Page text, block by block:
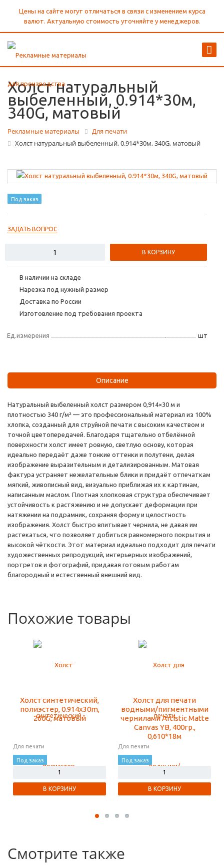
Цены на сайте могут отличаться в связи с изменением курса
валют. Актуальную стоимость уточняйте у менеджеров.
Холст натуральный
выбеленный, 0.914*30м,
340G, матовый
Рекламные материалы
Для печати
Холст натуральный выбеленный, 0.914*30м, 340G, матовый
Под заказ
ЗАДАТЬ ВОПРОС
В КОРЗИНУ
В наличии на складе
Нарезка под нужный размер
Доставка по России
Изготовление под требования проекта
Ед.измерения шт
Описание
Натуральный выбеленный холст размером 0,914×30 м и
плотностью 340 г/м² — это профессиональный материал из 100%
хлопка, созданный для струйной печати с высоким качеством и
точной цветопередачей. Благодаря тщательно отбелённой
поверхности холст имеет ровную, светлую основу, которая
идеально передаёт даже тонкие оттенки и полутени, делая
изображение выразительным и детализированным. Матовая
фактура устраняет нежелательные блики и придаёт отпечаткам
мягкий, живописный вид, визуально приближая их к картинам,
написанным маслом. Плотная хлопковая структура обеспечивает
устойчивость к растяжению и не допускает деформации при
натяжении на подрамник, сохраняя форму и целостность
изображения. Холст быстро впитывает чернила, не давая им
растекаться, что позволяет добиться равномерного покрытия и
высокой чёткости. Этот материал идеально подходит для печати
художественных репродукций, интерьерных изображений,
портретов и фотографий, придавая готовым работам
благородный и естественный внешний вид.
Похожие товары
Холст синтетический,
полиэстер, 0.914x30m,
260G, матовый
Для печати
Под заказ
В КОРЗИНУ
Холст для печати
водными/пигментными
чернилами Artistic Matte
Canvas YB, 400гр.,
0,610*18м
Для печати
Под заказ
В КОРЗИНУ
Смотрите также